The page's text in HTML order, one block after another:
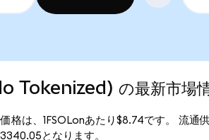
の最新市場
は、1FSOLonあたり$8.74です。 流通
となります。